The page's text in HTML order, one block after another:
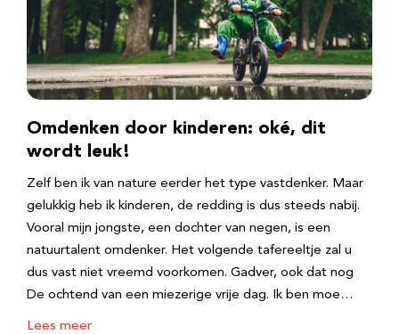
Omdenken door kinderen: oké, dit
wordt leuk!
Zelf ben ik van nature eerder het type vastdenker. Maar
gelukkig heb ik kinderen, de redding is dus steeds nabij.
Vooral mijn jongste, een dochter van negen, is een
natuurtalent omdenker. Het volgende tafereeltje zal u
dus vast niet vreemd voorkomen. Gadver, ook dat nog
De ochtend van een miezerige vrije dag. Ik ben moe…
Lees meer